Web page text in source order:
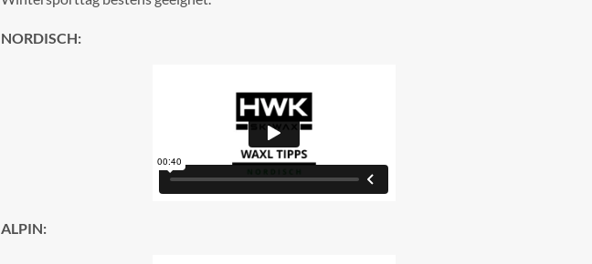
NORDISCH:
ALPIN: